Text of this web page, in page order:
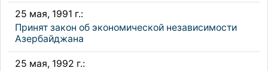
25 мая, 1991 г.:
Принят закон об экономической независимости
Азербайджана
25 мая, 1992 г.: